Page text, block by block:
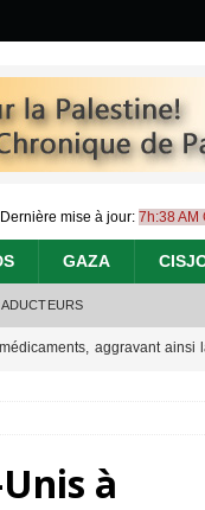
Dernière mise à jour: 7h:38 AM
GAZA
aggravant ainsi
et la propagande occidentale
à